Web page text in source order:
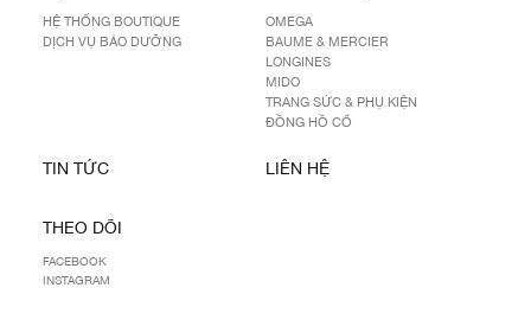
HỆ THỐNG BOUTIQUE
DỊCH VỤ BẢO DƯỠNG
OMEGA
BAUME & MERCIER
LONGINES
MIDO
TRANG SỨC & PHỤ KIỆN
ĐỒNG HỒ CỔ
TIN TỨC LIÊN HỆ
THEO DÕI
FACEBOOK
INSTAGRAM